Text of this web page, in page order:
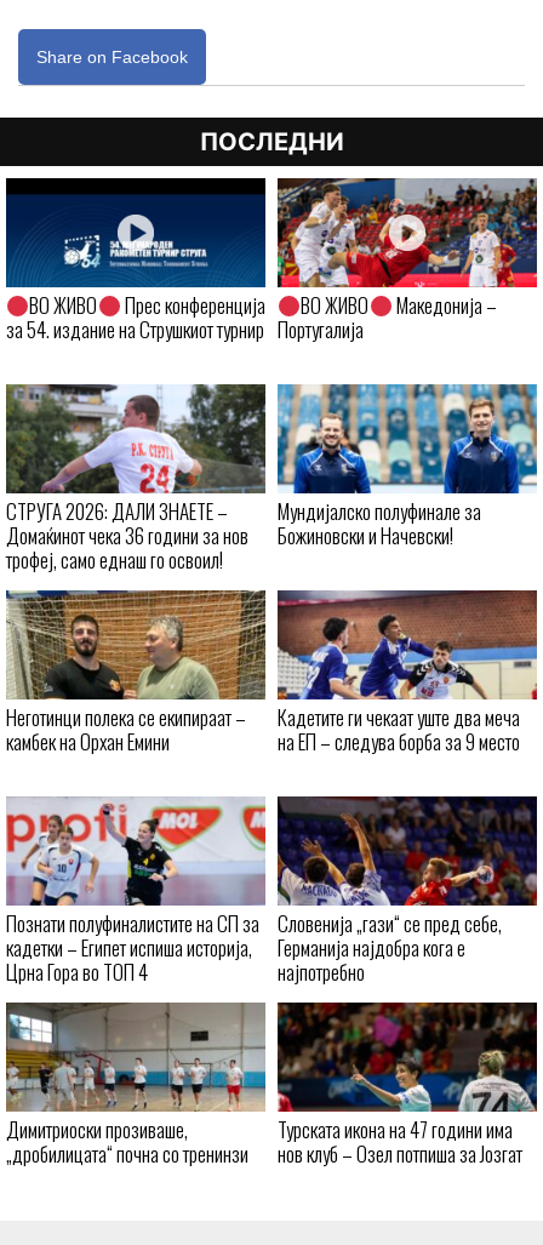
Share on Facebook
ПОСЛЕДНИ
ВО ЖИВО
Прес конференција
за 54. издание на Струшкиот турнир
ВО ЖИВО
Македонија –
Португалија
СТРУГА 2026: ДАЛИ ЗНАЕТЕ –
Домаќинот чека 36 години за нов
трофеј, само еднаш го освоил!
Мундијалско полуфинале за
Божиновски и Начевски!
Неготинци полека се екипираат –
камбек на Орхан Емини
Кадетите ги чекаат уште два меча
на ЕП – следува борба за 9 место
Познати полуфиналистите на СП за
кадетки – Египет испиша историја,
Црна Гора во ТОП 4
Словенија „гази“ се пред себе,
Германија најдобра кога е
најпотребно
Димитриоски прозиваше,
„дробилицата“ почна со тренинзи
Турската икона на 47 години има
нов клуб – Озел потпиша за Јозгат